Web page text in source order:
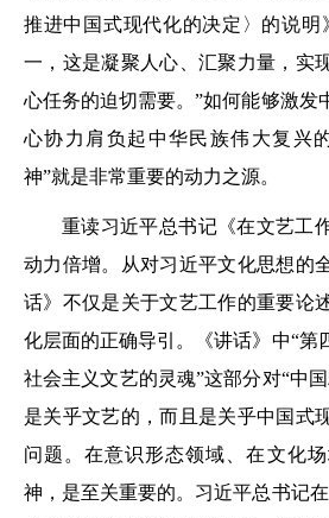
推进中国式现代化的决定〉的说明
一，这是凝聚人心、汇聚力量，实
心任务的迫切需要。”如何能够激发
心协力肩负起中华民族伟大复兴
神”就是非常重要的动力之源。
重读习近平总书记《在文艺工
动力倍增。从对习近平文化思想的
话》不仅是关于文艺工作的重要论
化层面的正确导引。《讲话》中“第
社会主义文艺的灵魂”这部分对“中
是关乎文艺的，而且是关乎中国式
问题。在意识形态领域、在文化
神，是至关重要的。习近平总书记